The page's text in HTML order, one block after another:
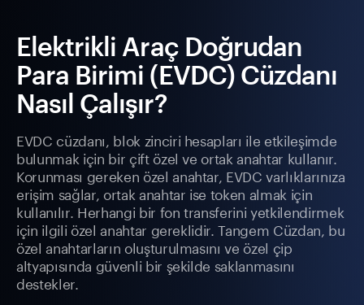
Elektrikli Araç Doğrudan
Para Birimi (EVDC) Cüzdanı
Nasıl Çalışır?
EVDC cüzdanı, blok zinciri hesapları ile etkileşimde
bulunmak için bir çift özel ve ortak anahtar kullanır.
Korunması gereken özel anahtar, EVDC varlıklarınıza
erişim sağlar, ortak anahtar ise token almak için
kullanılır. Herhangi bir fon transferini yetkilendirmek
için ilgili özel anahtar gereklidir. Tangem Cüzdan, bu
özel anahtarların oluşturulmasını ve özel çip
altyapısında güvenli bir şekilde saklanmasını
destekler.